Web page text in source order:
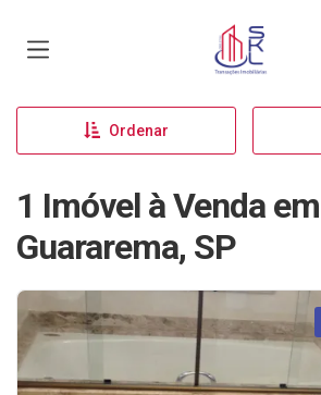
Página inicial
Ordenar
1 Imóvel à Venda em
Guararema, SP